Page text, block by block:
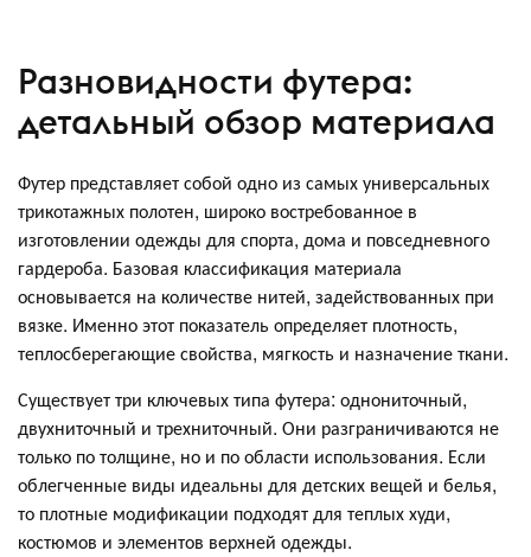
Разновидности футера:
детальный обзор материала
Футер представляет собой одно из самых универсальных
трикотажных полотен, широко востребованное в
изготовлении одежды для спорта, дома и повседневного
гардероба. Базовая классификация материала
основывается на количестве нитей, задействованных при
вязке. Именно этот показатель определяет плотность,
теплосберегающие свойства, мягкость и назначение ткани.
Существует три ключевых типа футера: однониточный,
двухниточный и трехниточный. Они разграничиваются не
только по толщине, но и по области использования. Если
облегченные виды идеальны для детских вещей и белья,
то плотные модификации подходят для теплых худи,
костюмов и элементов верхней одежды.